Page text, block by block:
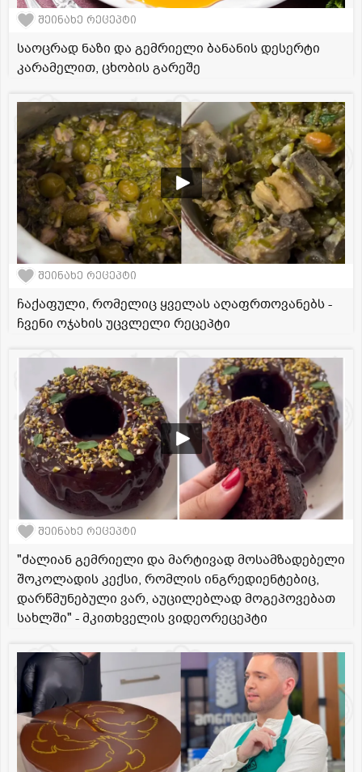
შეინახე რეცეპტი
საოცრად ნაზი და გემრიელი ბანანის დესერტი
კარამელით, ცხობის გარეშე
შეინახე რეცეპტი
ჩაქაფული, რომელიც ყველას აღაფრთოვანებს -
ჩვენი ოჯახის უცვლელი რეცეპტი
შეინახე რეცეპტი
"ძალიან გემრიელი და მარტივად მოსამზადებელი
შოკოლადის კექსი, რომლის ინგრედიენტებიც,
დარწმუნებული ვარ, აუცილებლად მოგეპოვებათ
სახლში" - მკითხველის ვიდეორეცეპტი